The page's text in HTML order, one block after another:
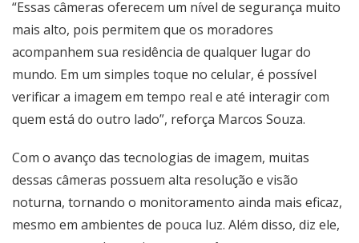
“Essas câmeras oferecem um nível de segurança muito
mais alto, pois permitem que os moradores
acompanhem sua residência de qualquer lugar do
mundo. Em um simples toque no celular, é possível
verificar a imagem em tempo real e até interagir com
quem está do outro lado”, reforça Marcos Souza.
Com o avanço das tecnologias de imagem, muitas
dessas câmeras possuem alta resolução e visão
noturna, tornando o monitoramento ainda mais eficaz,
mesmo em ambientes de pouca luz. Além disso, diz ele,